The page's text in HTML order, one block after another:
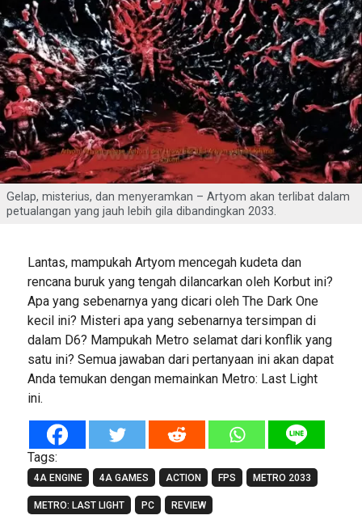
Gelap, misterius, dan menyeramkan – Artyom akan terlibat dalam
petualangan yang jauh lebih gila dibandingkan 2033.
Lantas, mampukah Artyom mencegah kudeta dan
rencana buruk yang tengah dilancarkan oleh Korbut ini?
Apa yang sebenarnya yang dicari oleh The Dark One
kecil ini? Misteri apa yang sebenarnya tersimpan di
dalam D6? Mampukah Metro selamat dari konflik yang
satu ini? Semua jawaban dari pertanyaan ini akan dapat
Anda temukan dengan memainkan Metro: Last Light
ini.
Tags:
4A ENGINE 4A GAMES ACTION FPS METRO 2033
METRO: LAST LIGHT PC REVIEW